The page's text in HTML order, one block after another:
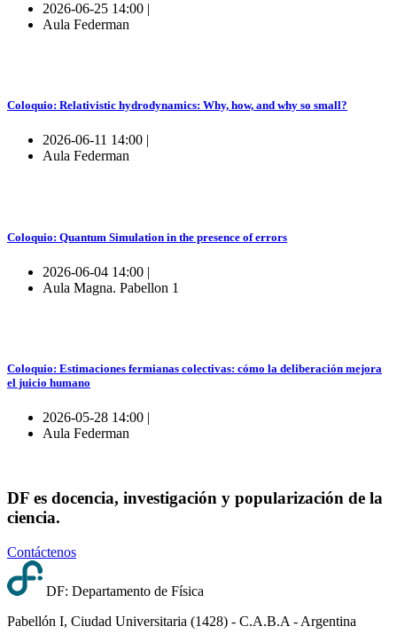
2026-06-25 14:00 |
Aula Federman
Coloquio: Relativistic hydrodynamics: Why, how, and why so small?
2026-06-11 14:00 |
Aula Federman
Coloquio: Quantum Simulation in the presence of errors
2026-06-04 14:00 |
Aula Magna. Pabellon 1
Coloquio: Estimaciones fermianas colectivas: cómo la deliberación mejora
el juicio humano
2026-05-28 14:00 |
Aula Federman
DF es docencia, investigación y popularización de la
ciencia.
Contáctenos
DF: Departamento de Física
Pabellón I, Ciudad Universitaria (1428) - C.A.B.A - Argentina